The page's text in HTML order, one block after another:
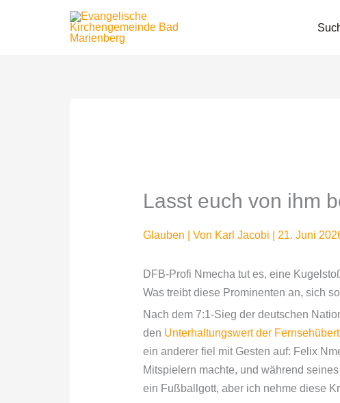
Lasst euch von ihm
Glauben | Von Karl Jacobi 21. Juni
DFB-Profi Nmecha tut es, eine
Was treibt diese Prominenten an, sich
Nach dem 7:1-Sieg der deutschen
den Unterhaltungswert der
ein anderer fiel mit Gesten auf: Felix
Mitspielern machte, und während
ein Fußballgott, aber ich nehme diese